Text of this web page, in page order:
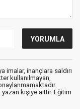
imalar, inançlara saldırı
kullanılmayan,
kişiye aittir. Eğitim